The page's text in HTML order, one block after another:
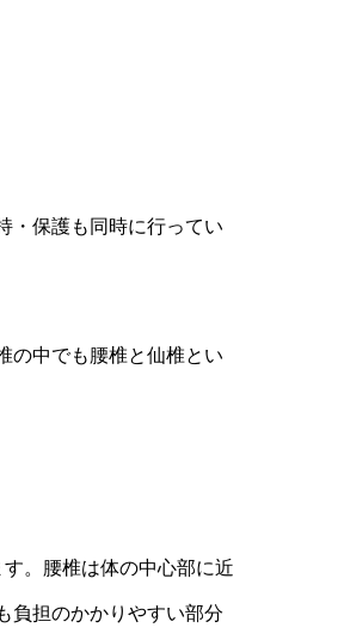
・保護も同時に行ってい
の中でも腰椎と仙椎とい
。腰椎は体の中心部に近
負担のかかりやすい部分